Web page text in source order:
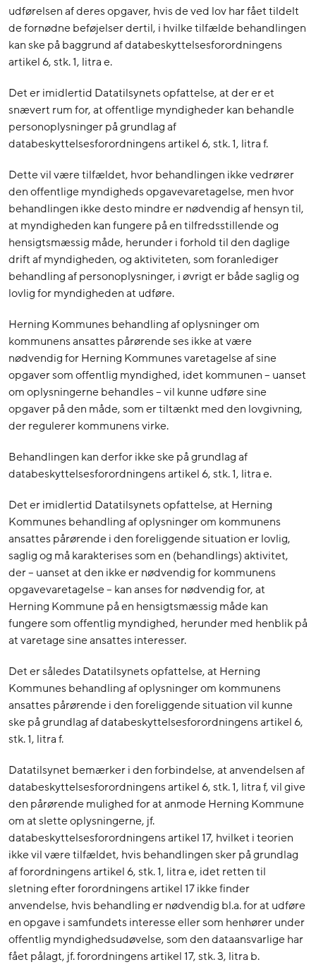
udførelsen af deres opgaver, hvis de ved lov har fået tildelt
de fornødne beføjelser dertil, i hvilke tilfælde behandlingen
kan ske på baggrund af databeskyttelsesforordningens
artikel 6, stk. 1, litra e.
Det er imidlertid Datatilsynets opfattelse, at der er et
snævert rum for, at offentlige myndigheder kan behandle
personoplysninger på grundlag af
databeskyttelsesforordningens artikel 6, stk. 1, litra f.
Dette vil være tilfældet, hvor behandlingen ikke vedrører
den offentlige myndigheds opgavevaretagelse, men hvor
behandlingen ikke desto mindre er nødvendig af hensyn til,
at myndigheden kan fungere på en tilfredsstillende og
hensigtsmæssig måde, herunder i forhold til den daglige
drift af myndigheden, og aktiviteten, som foranlediger
behandling af personoplysninger, i øvrigt er både saglig og
lovlig for myndigheden at udføre.
Herning Kommunes behandling af oplysninger om
kommunens ansattes pårørende ses ikke at være
nødvendig for Herning Kommunes varetagelse af sine
opgaver som offentlig myndighed, idet kommunen – uanset
om oplysningerne behandles – vil kunne udføre sine
opgaver på den måde, som er tiltænkt med den lovgivning,
der regulerer kommunens virke.
Behandlingen kan derfor ikke ske på grundlag af
databeskyttelsesforordningens artikel 6, stk. 1, litra e.
Det er imidlertid Datatilsynets opfattelse, at Herning
Kommunes behandling af oplysninger om kommunens
ansattes pårørende i den foreliggende situation er lovlig,
saglig og må karakterises som en (behandlings) aktivitet,
der – uanset at den ikke er nødvendig for kommunens
opgavevaretagelse – kan anses for nødvendig for, at
Herning Kommune på en hensigtsmæssig måde kan
fungere som offentlig myndighed, herunder med henblik på
at varetage sine ansattes interesser.
Det er således Datatilsynets opfattelse, at Herning
Kommunes behandling af oplysninger om kommunens
ansattes pårørende i den foreliggende situation vil kunne
ske på grundlag af databeskyttelsesforordningens artikel 6,
stk. 1, litra f.
Datatilsynet bemærker i den forbindelse, at anvendelsen af
databeskyttelsesforordningens artikel 6, stk. 1, litra f, vil give
den pårørende mulighed for at anmode Herning Kommune
om at slette oplysningerne, jf.
databeskyttelsesforordningens artikel 17, hvilket i teorien
ikke vil være tilfældet, hvis behandlingen sker på grundlag
af forordningens artikel 6, stk. 1, litra e, idet retten til
sletning efter forordningens artikel 17 ikke finder
anvendelse, hvis behandling er nødvendig bl.a. for at udføre
en opgave i samfundets interesse eller som henhører under
offentlig myndighedsudøvelse, som den dataansvarlige har
fået pålagt, jf. forordningens artikel 17, stk. 3, litra b.